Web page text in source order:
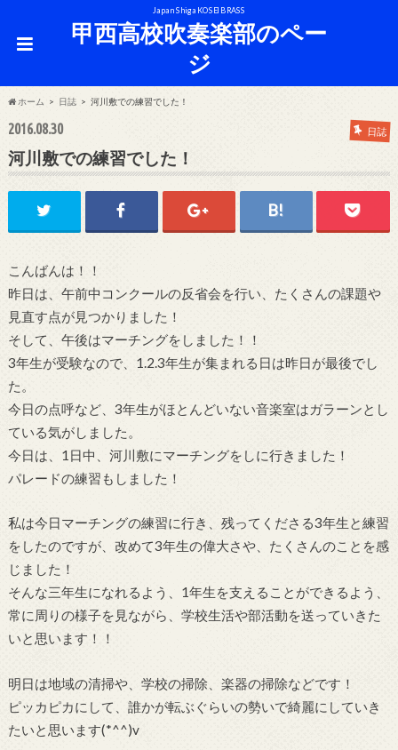
Japan Shiga KOSEI BRASS
甲西高校吹奏楽部のペー
ジ
ホーム 日誌 河川敷での練習でした！
2016.08.30 日誌
河川敷での練習でした！
こんばんは！！
昨日は、午前中コンクールの反省会を行い、たくさんの課題や
見直す点が見つかりました！
そして、午後はマーチングをしました！！
3年生が受験なので、1.2.3年生が集まれる日は昨日が最後でし
た。
今日の点呼など、3年生がほとんどいない音楽室はガラーンとし
ている気がしました。
今日は、1日中、河川敷にマーチングをしに行きました！
パレードの練習もしました！
私は今日マーチングの練習に行き、残ってくださる3年生と練習
をしたのですが、改めて3年生の偉大さや、たくさんのことを感
じました！
そんな三年生になれるよう、1年生を支えることができるよう、
常に周りの様子を見ながら、学校生活や部活動を送っていきた
いと思います！！
明日は地域の清掃や、学校の掃除、楽器の掃除などです！
ピッカピカにして、誰かが転ぶぐらいの勢いで綺麗にしていき
たいと思います(*^^)v